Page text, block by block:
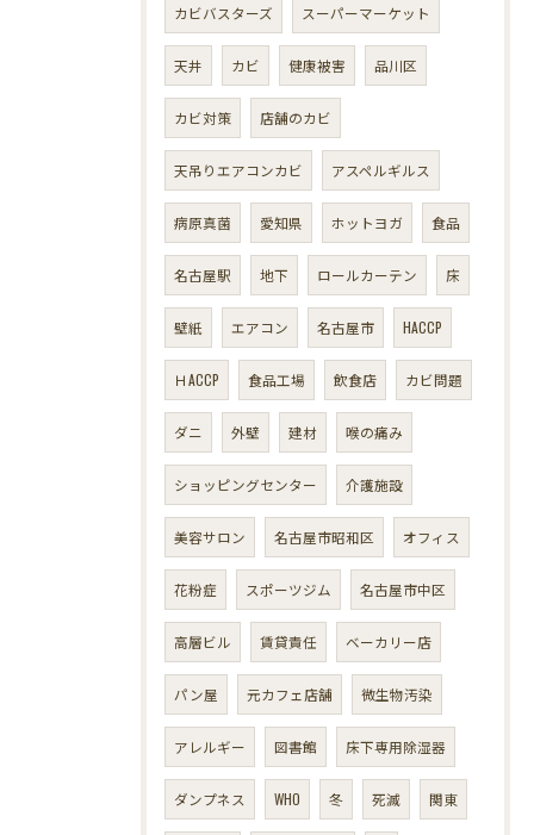
カビバスターズ スーパーマーケット
天井 カビ 健康被害 品川区
カビ対策 店舗のカビ
天吊りエアコンカビ アスペルギルス
病原真菌 愛知県 ホットヨガ 食品
名古屋駅 地下 ロールカーテン 床
壁紙 エアコン 名古屋市 HACCP
ＨACCP 食品工場 飲食店 カビ問題
ダニ 外壁 建材 喉の痛み
ショッピングセンター 介護施設
美容サロン 名古屋市昭和区 オフィス
花粉症 スポーツジム 名古屋市中区
高層ビル 賃貸責任 ベーカリー店
パン屋 元カフェ店舗 微生物汚染
アレルギー 図書館 床下専用除湿器
ダンプネス WHO 冬 死滅 関東